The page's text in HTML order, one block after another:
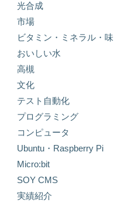
光合成
市場
ビタミン・ミネラル・味
おいしい水
高槻
文化
テスト自動化
プログラミング
コンピュータ
Ubuntu・Raspberry Pi
Micro:bit
SOY CMS
実績紹介